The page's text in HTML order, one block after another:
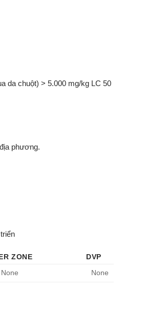
da chuột) > 5.000 mg/kg LC 50
phương.
ZONE DVP
None None